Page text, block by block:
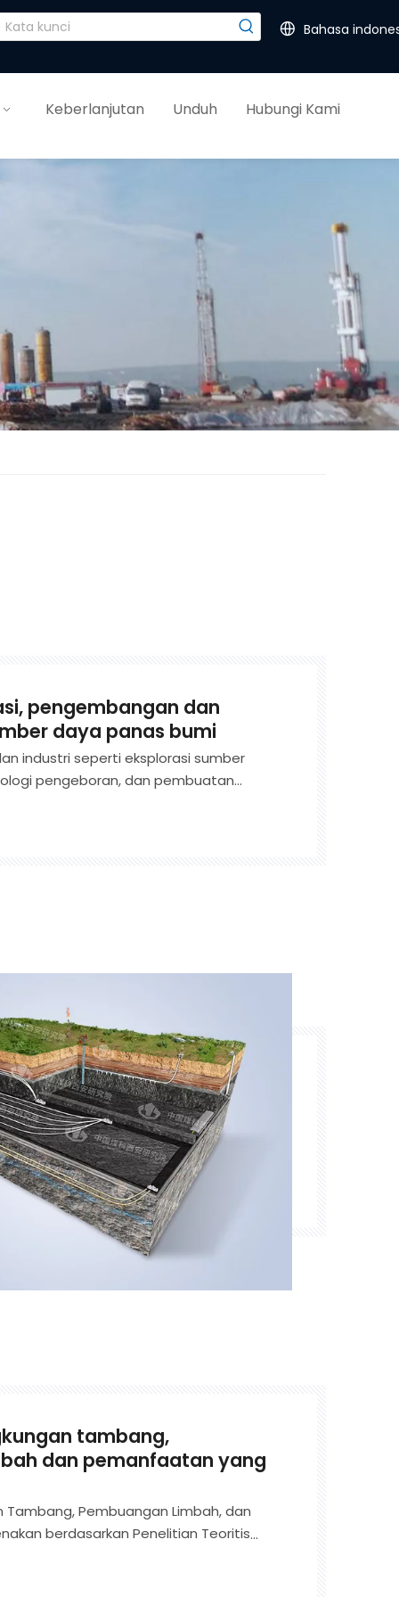
Bahasa
Keberlanjutan Unduh Hubungi Kami
pengembangan dan
daya panas bumi
industri seperti eksplorasi sumber
pengeboran, dan pembuatan
bumi dan pemanfaatan. Ini telah
tambang,
dan pemanfaatan yang
Tambang, Pembuangan Limbah, dan
berdasarkan Penelitian Teoritis
Ini Berfokus pada Penelitian Ilmiah,